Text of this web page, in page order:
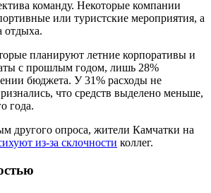
команду. Некоторые компании
или туристские мероприятия, а
отдыха.
планируют летние корпоративы и
с прошлым годом, лишь 28%
бюджета. У 31% расходы не
что средств выделено меньше,
года.
другого опроса, жители Камчатки на
из-за склочности коллег.